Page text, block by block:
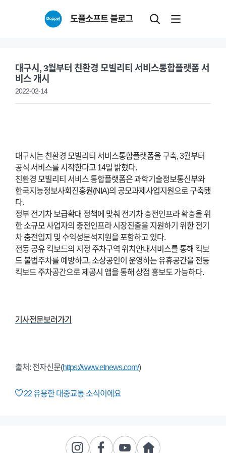
도플소프트 블로그
대구시, 3월부터 친환경 모빌리티 서비스통합플랫폼 서
비스 개시
2022-02-14
대구시는 친환경 모빌리티 서비스통합플랫폼을 구축, 3월부터
공식 서비스를 시작한다고 14일 밝혔다.
친환경 모빌리티 서비스 통합플랫폼은 과학기술정보통신부와
한국지능정보사회진흥원(NIA)의 공모과제사업지원으로 구축됐
다.
정부 전기차 보급확대 정책에 맞춰 전기차 충전인프라 확충을 위
한 소규모 사업자의 충전인프라 시장진출을 지원하기 위한 전기
차 충전입지 및 수익성분석지원을 포함하고 있다.
전동 공유 킥보드의 지정 주차구역 위치안내서비스를 통해 킥보
드 불법주차를 예방하고, 소상공인이 운영하는 유휴공간을 전동
킥보드 주차공간으로 제공시 앱을 통해 상점 홍보도 가능하다.
기사전문보러가기
출처: 전자신문(https://www.etnews.com/)
22유용한 대중교통 소식이에요